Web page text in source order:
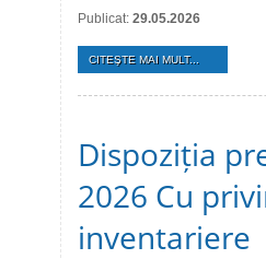
Publicat: 29.05.2026
CITEŞTE MAI MULT...
Dispoziția
2026 Cu
inventariere